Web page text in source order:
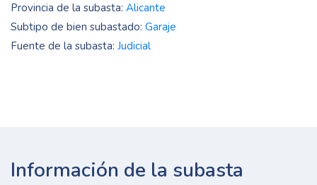
Provincia de la subasta: Alicante
Subtipo de bien subastado: Garaje
Fuente de la subasta: Judicial
Información de la subasta